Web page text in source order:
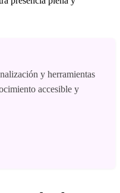
y herramientas
accesible y